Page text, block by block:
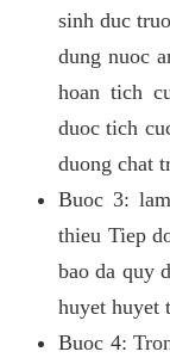
sinh duc
dung nuoc
hoan tich
duoc tich
duong chat
Buoc 3:
thieu Tiep
bao da quy
huyet huyet
Buoc 4: